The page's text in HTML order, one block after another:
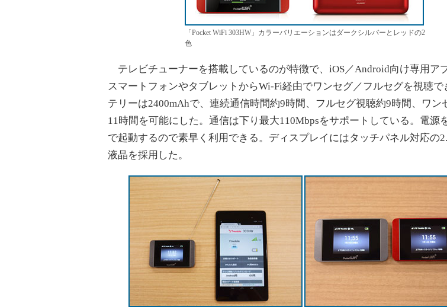
「Pocket WiFi 303HW」カラーバリエーションはダークシルバーとレッドの2
色
テレビチューナーを搭載しているのが特徴で、iOS／Android向け専用ア
スマートフォンやタブレットからWi-Fi経由でワンセグ／フルセグを視聴で
テリーは2400mAhで、連続通信時間約9時間、フルセグ視聴約9時間、ワン
11時間を可能にした。通信は下り最大110Mbpsをサポートしている。電源
で起動するので素早く利用できる。ディスプレイにはタッチパネル対応の
液晶を採用した。